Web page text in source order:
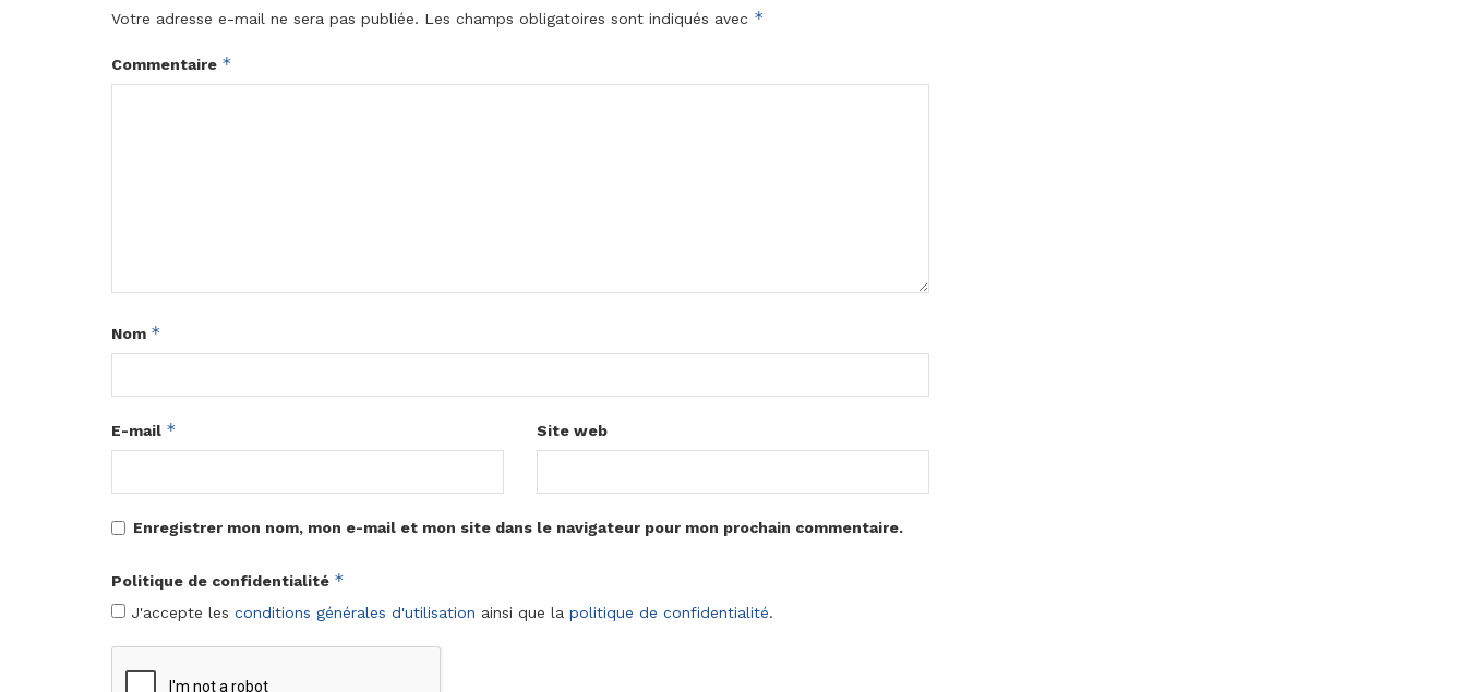
Votre adresse e-mail ne sera pas publiée. Les champs obligatoires sont indiqués avec *
Commentaire *
Nom *
E-mail * Site web
Enregistrer mon nom, mon e-mail et mon site dans le navigateur pour mon prochain commentaire.
Politique de confidentialité *
J'accepte les conditions générales d'utilisation ainsi que la politique de confidentialité.